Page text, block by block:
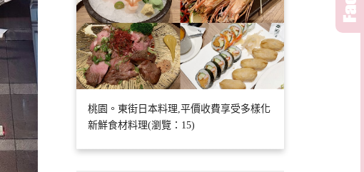
桃園。東街日本料理,平價收費享受多樣化
新鮮食材料理(瀏覽：15)